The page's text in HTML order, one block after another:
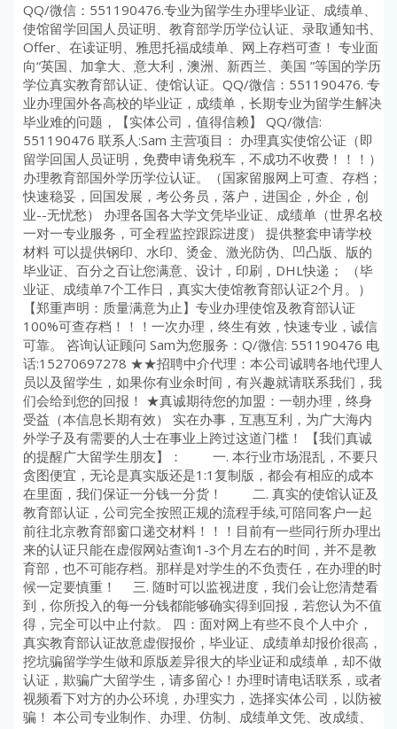
QQ/微信：551190476.专业为留学生办理毕业证、成绩单、
使馆留学回国人员证明、教育部学历学位认证、录取通知书、
Offer、在读证明、雅思托福成绩单、网上存档可查！ 专业面
向“英国、加拿大、意大利，澳洲、新西兰、美国 ”等国的学历
学位真实教育部认证、使馆认证。QQ/微信：551190476. 专
业办理国外各高校的毕业证，成绩单，长期专业为留学生解决
毕业难的问题，【实体公司，值得信赖】 QQ/微信:
551190476 联系人:Sam 主营项目： 办理真实使馆公证（即
留学回国人员证明，免费申请免税车，不成功不收费！！！）
办理教育部国外学历学位认证。（国家留服网上可查、存档；
快速稳妥，回国发展，考公务员，落户，进国企，外企，创
业--无忧愁） 办理各国各大学文凭毕业证、成绩单（世界名校
一对一专业服务，可全程监控跟踪进度） 提供整套申请学校
材料 可以提供钢印、水印、烫金、激光防伪、凹凸版、版的
毕业证、百分之百让您满意、设计，印刷，DHL快递； （毕
业证、成绩单7个工作日，真实大使馆教育部认证2个月。）
【郑重声明：质量满意为止】专业办理使馆及教育部认证
100%可查存档！！！一次办理，终生有效，快速专业，诚信
可靠。 咨询认证顾问 Sam为您服务：Q/微信: 551190476 电
话:15270697278 ★★招聘中介代理：本公司诚聘各地代理人
员以及留学生，如果你有业余时间，有兴趣就请联系我们，我
们会给到您的回报！ ★真诚期待您的加盟：一朝办理，终身
受益（本信息长期有效） 实在办事，互惠互利，为广大海内
外学子及有需要的人士在事业上跨过这道门槛！ 【我们真诚
的提醒广大留学生朋友】： 一. 本行业市场混乱，不要只
贪图便宜，无论是真实版还是1:1复制版，都会有相应的成本
在里面，我们保证一分钱一分货！ 二. 真实的使馆认证及
教育部认证，公司完全按照正规的流程手续,可陪同客户一起
前往北京教育部窗口递交材料！！！目前有一些同行所办理出
来的认证只能在虚假网站查询1-3个月左右的时间，并不是教
育部，也不可能存档。那样是对学生的不负责任，在办理的时
候一定要慎重！ 三. 随时可以监视进度，我们会让您清楚看
到，你所投入的每一分钱都能够确实得到回报，若您认为不值
得，完全可以中止付款。 四：面对网上有些不良个人中介，
真实教育部认证故意虚假报价，毕业证、成绩单却报价很高，
挖坑骗留学学生做和原版差异很大的毕业证和成绩单，却不做
认证，欺骗广大留学生，请多留心！办理时请电话联系，或者
视频看下对方的办公环境，办理实力，选择实体公司，以防被
骗！ 本公司专业制作、办理、仿制、成绩单文凭、改成绩、